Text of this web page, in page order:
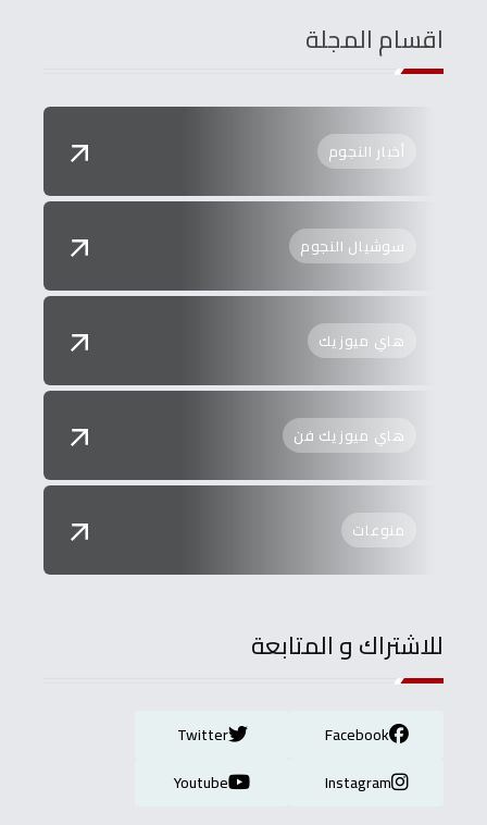
اقسام المجلة
أخبار النجوم
سوشيال النجوم
هاي ميوزيك
هاي ميوزيك فن
منوعات
للاشتراك و المتابعة
Facebook
Twitter
Instagram
Youtube